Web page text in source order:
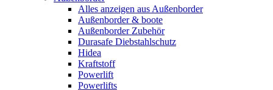
Alles anzeigen aus Außenborder
Außenborder & boote
Außenborder Zubehör
Durasafe Diebstahlschutz
Hidea
Kraftstoff
Powerlift
Powerlifts